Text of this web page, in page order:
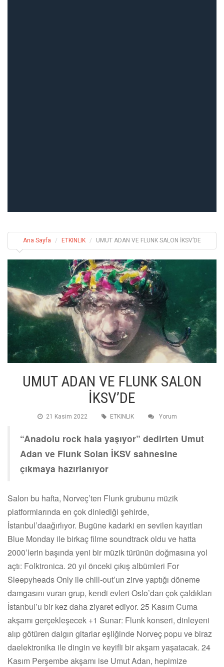
Ana Sayfa ETKINLIK UMUT ADAN VE FLUNK SALON İKSV’DE
UMUT ADAN VE FLUNK SALON
İKSV’DE
21 Kasim 2022 ETKINLIK Yorum
“Anadolu rock hala yaşıyor” dedirten Umut
Adan ve Flunk Solan İKSV sahnesine
çıkmaya hazırlanıyor
Salon bu hafta, Norveç’ten Flunk grubunu müzik
platformlarında en çok dinlediği şehirde,
İstanbul’daağırlıyor. Bugüne kadarki en sevilen kayıtları
Blue Monday ile birkaç filme soundtrack oldu ve hatta
2000’lerin başında yeni bir müzik türünün doğmasına yol
açtı: Folktronica. 20 yıl önceki çıkış albümleri For
Sleepyheads Only ile chill-out’un zirve yaptığı döneme
damgasını vuran grup, kendi evleri Oslo’dan çok çaldıkları
İstanbul’u bir kez daha ziyaret ediyor. 25 Kasım Cuma
akşamı gerçekleşecek +1 Sunar: Flunk konseri, dinleyeni
alıp götüren dalgın gitarlar eşliğinde Norveç popu ve biraz
daelektronika ile dingin ve keyifli bir akşam yaşatacak. 24
Kasım Perşembe akşamı ise Umut Adan, hepimize